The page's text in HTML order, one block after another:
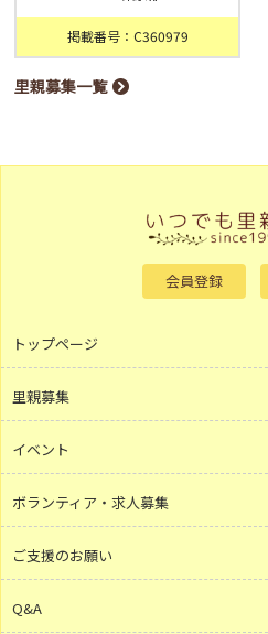
掲載番号：C360979
里親募集一覧
会員登録
トップページ
里親募集
イベント
ボランティア・求人募集
ご支援のお願い
Q&A